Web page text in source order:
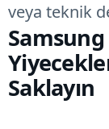
veya teknik
Samsung
Saklayın